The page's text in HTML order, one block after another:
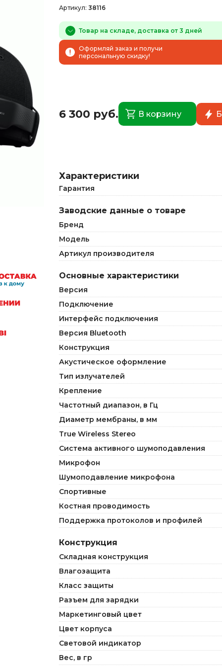
Артикул: 38116
Товар на складе, доставка от 3 дней
Оформляй заказ и получи
персональную скидку!
6 300 руб. В корзину
Характеристики
Гарантия
Заводские данные о товаре
Бренд
Модель
Артикул производителя
Основные характеристики
Версия
Подключение
Интерфейс подключения
Версия Bluetooth
Конструкция
Акустическое оформление
Тип излучателей
Крепление
Частотный диапазон, в Гц
Диаметр мембраны, в мм
True Wireless Stereo
Система активного шумоподавления
Микрофон
Шумоподавление микрофона
Спортивные
Костная проводимость
Поддержка протоколов и профилей
Конструкция
Складная конструкция
Влагозащита
Класс защиты
Разъем для зарядки
Маркетинговый цвет
Цвет корпуса
Световой индикатор
Вес, в гр